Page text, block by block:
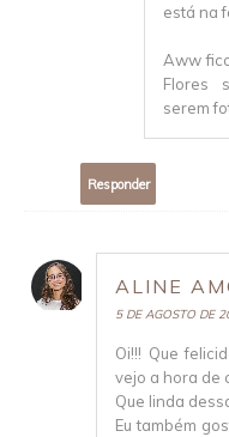
está na
Aww
Flores
serem
Responder
ALINE
5 DE AGOSTO DE
Oi!!! Que
vejo a hora de
Que linda
Eu também